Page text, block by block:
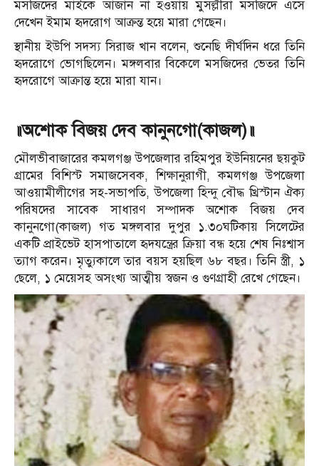
মসজিদের মাইকে আজান না হওয়ায় মুসল্লীরা মসজিদে এসে
দেখেন ইমাম হৃদরোগ আক্রন্ত হয়ে মারা গেছেন।
স্থানীয় ইউপি সদস্য সিরাজ খান বলেন, শুনেছি দীর্ঘদিন ধরে তিনি
হৃদরোগে ভোগছিলেন। মঙ্গলবার বিকেলে মসজিদের ভেতর তিনি
হৃদরোগে আক্রান্ত হয়ে মারা যান।
॥অশোক বিজয় দেব কানুনগো(কাজল)॥
মৌলভীবাজারের কমলগঞ্জ উপজেলার রহিমপুর ইউনিয়নের ছয়কুট
গ্রামের বিশিস্ট সমাজসেবক, শিক্ষানুরাগী, কমলগঞ্জ উপজেলা
আওয়ামীলীগের সহ-সভাপতি, উপজেলা হিন্দু বৌদ্ধ খ্রিস্টান ঐক্য
পরিষদের সাবেক সাধারণ সম্পাদক অশোক বিজয় দেব
কানুনগো(কাজল) গত মঙ্গলবার দুপুর ১.৩০ঘটিকায় সিলেটের
একটি প্রাইভেট হাসপাতালে হৃদযন্ত্রের ক্রিয়া বন্ধ হয়ে শেষ নিঃশ্বাস
ত্যাগ করেন। মৃত্যুকালে তার বয়স হয়ছিল ৬৮ বছর। তিনি স্ত্রী, ১
ছেলে, ১ মেয়েসহ অসংখ্য আত্মীয় স্বজন ও গুণগ্রাহী রেখে গেছেন।